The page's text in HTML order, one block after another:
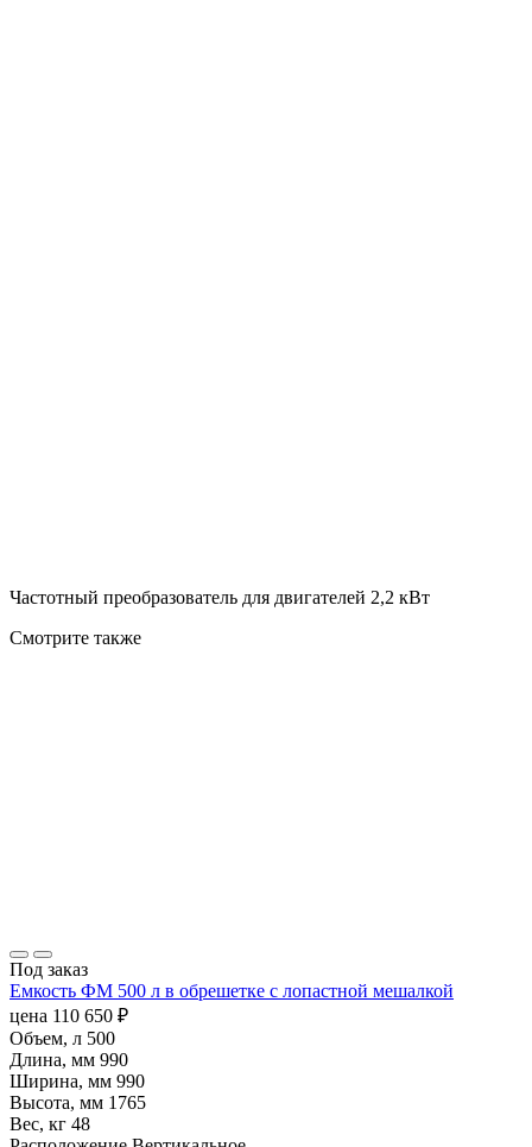
Частотный преобразователь для двигателей 2,2 кВт
Смотрите также
Под заказ
Емкость ФМ 500 л в обрешетке с лопастной мешалкой
цена 110 650 ₽
Объем, л 500
Длина, мм 990
Ширина, мм 990
Высота, мм 1765
Вес, кг 48